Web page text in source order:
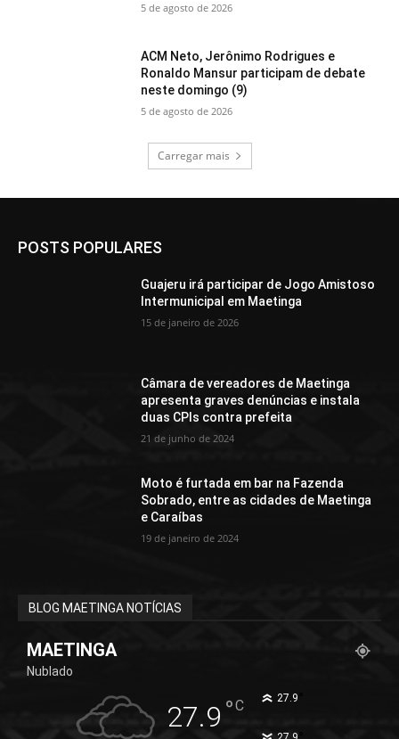
5 de agosto de 2026
ACM Neto, Jerônimo Rodrigues e
Ronaldo Mansur participam de debate
neste domingo (9)
5 de agosto de 2026
Carregar mais
POSTS POPULARES
Guajeru irá participar de Jogo Amistoso
Intermunicipal em Maetinga
15 de janeiro de 2026
Câmara de vereadores de Maetinga
apresenta graves denúncias e instala
duas CPIs contra prefeita
21 de junho de 2024
Moto é furtada em bar na Fazenda
Sobrado, entre as cidades de Maetinga
e Caraíbas
19 de janeiro de 2024
BLOG MAETINGA NOTÍCIAS
MAETINGA
Nublado
27.9 °C 27.9